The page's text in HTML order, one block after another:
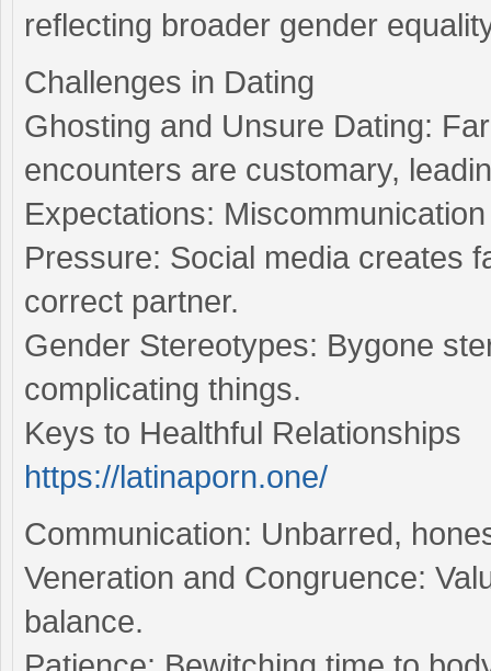
reflecting broader gender
Challenges in Dating
Ghosting and Unsure Dating:
encounters are customary,
Expectations:
Pressure: Social media creates
correct partner.
Gender Stereotypes: Bygone
complicating things.
Keys to Healthful Relationships
https://latinaporn.one/
Communication: Unbarred,
Veneration and Congruence:
balance.